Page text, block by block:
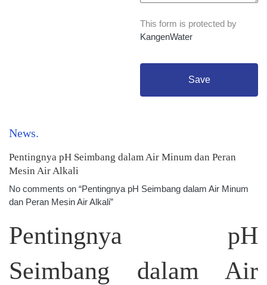
This form is protected by
KangenWater
Save
News
Pentingnya pH Seimbang dalam Air Minum dan Peran
Mesin Air Alkali
No comments on “Pentingnya pH Seimbang dalam Air Minum
dan Peran Mesin Air Alkali”
Pentingnya pH
Seimbang dalam Air